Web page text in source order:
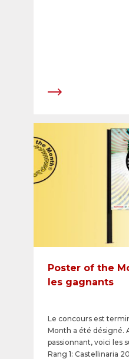
Poster of the
les gagnants
Le concours est
Month a été désigné.
passionnant, voici les
Rang 1: Castellinaria 2011 Rang 2: Basel